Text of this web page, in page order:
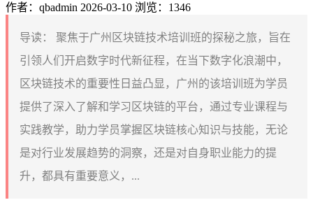
作者：qbadmin 2026-03-10 浏览：1346
导读：
聚焦于广州区块链技术培训班的探秘之旅，旨在
引领人们开启数字时代新征程，在当下数字化浪潮中，
区块链技术的重要性日益凸显，广州的该培训班为学员
提供了深入了解和学习区块链的平台，通过专业课程与
实践教学，助力学员掌握区块链核心知识与技能，无论
是对行业发展趋势的洞察，还是对自身职业能力的提
升，都具有重要意义，...